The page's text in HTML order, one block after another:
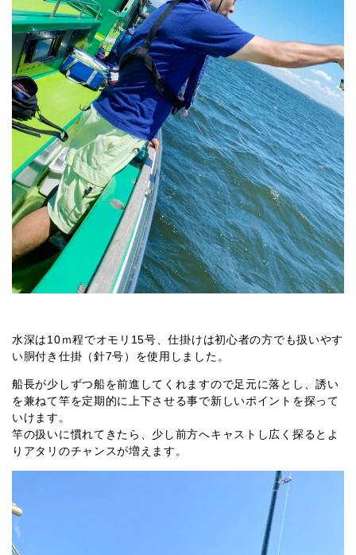
水深は10ｍ程でオモリ15号、仕掛けは初心者の方でも扱いやす
い胴付き仕掛（針7号）を使用しました。
船長が少しずつ船を前進してくれますので足元に落とし、誘い
を兼ねて竿を定期的に上下させる事で新しいポイントを探って
いけます。
竿の扱いに慣れてきたら、少し前方へキャストし広く探るとよ
りアタリのチャンスが増えます。